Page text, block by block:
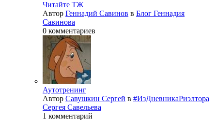
Читайте ТЖ
Автор Геннадий Савинов в Блог Геннадия
Савинова
0 комментариев
Аутотренинг
Автор Савушкин Сергей в #ИзДневникаРиэлтора
Сергея Савельева
1 комментарий